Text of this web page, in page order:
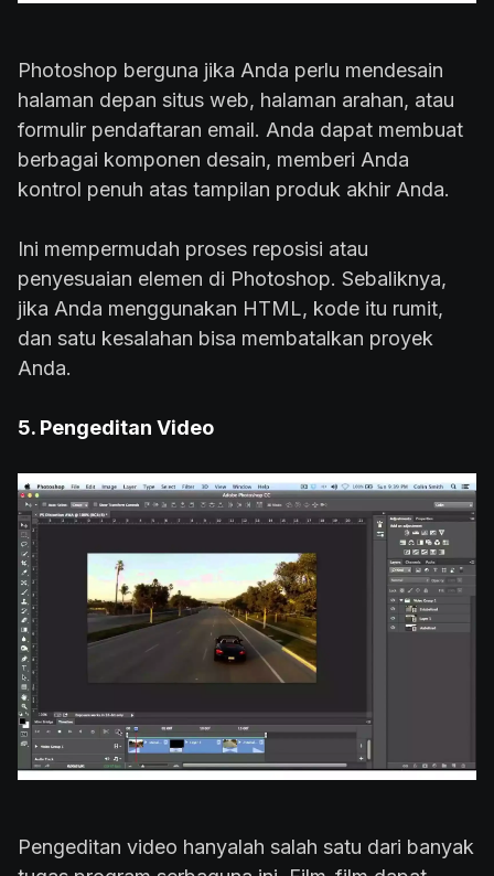
Photoshop berguna jika Anda perlu mendesain
halaman depan situs web, halaman arahan, atau
formulir pendaftaran email. Anda dapat membuat
berbagai komponen desain, memberi Anda
kontrol penuh atas tampilan produk akhir Anda.
Ini mempermudah proses reposisi atau
penyesuaian elemen di Photoshop. Sebaliknya,
jika Anda menggunakan HTML, kode itu rumit,
dan satu kesalahan bisa membatalkan proyek
Anda.
5. Pengeditan Video
Pengeditan video hanyalah salah satu dari banyak